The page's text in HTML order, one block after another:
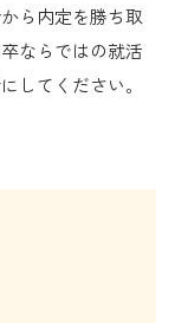
ら内定を勝ち取
ならではの就活
してください。